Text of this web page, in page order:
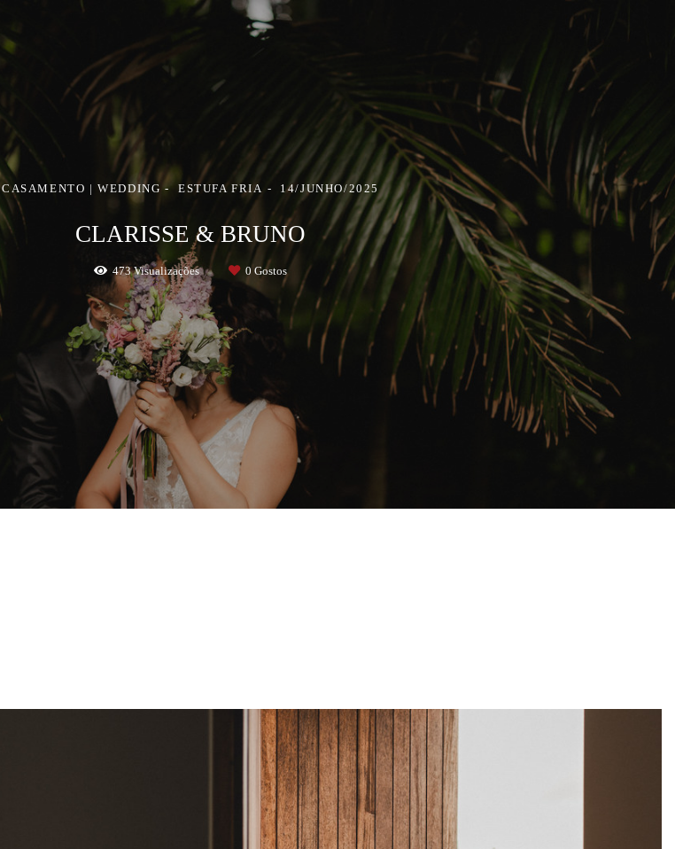
CASAMENTO | WEDDING ESTUFA FRIA 14/JUNHO/2025
CLARISSE & BRUNO
473Visualizações 0Gostos